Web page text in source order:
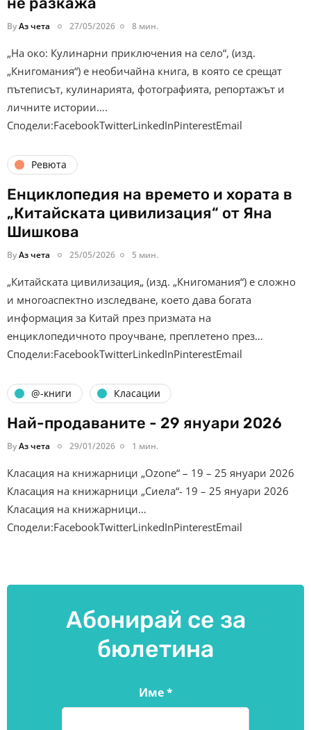
ByАз чета 27/05/2026 8 мин.
„На око: Кулинарни приключения на село“, (изд.
„Книгомания“) е необичайна книга, в която се срещат
пътеписът, кулинарията, фотографията, репортажът и
личните истории….
Сподели:FacebookTwitterLinkedInPinterestEmail
Ревюта
Енциклопедия на времето и хората в
„Китайската цивилизация“ от Яна
Шишкова
ByАз чета 25/05/2026 5 мин.
„Китайската цивилизация„ (изд. „Книгомания“) е сложно
и многоаспектно изследване, което дава богата
информация за Китай през призмата на
енциклопедичното проучване, преплетено през…
Сподели:FacebookTwitterLinkedInPinterestEmail
@-книги Класации
Най-продаваните - 29 януари 2026
ByАз чета 29/01/2026 1 мин.
Класация на книжарници „Ozone“ – 19 – 25 януари 2026
Класация на книжарници „Сиела“- 19 – 25 януари 2026
Класация на книжарници…
Сподели:FacebookTwitterLinkedInPinterestEmail
Абонирай се за
бюлетина
Име*